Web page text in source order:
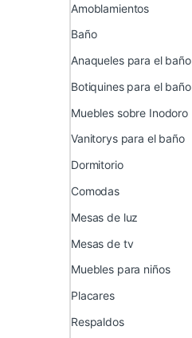
Amoblamientos
Baño
Anaqueles para el baño
Botiquines para el baño
Muebles sobre Inodoro
Vanitorys para el baño
Dormitorio
Comodas
Mesas de luz
Mesas de tv
Muebles para niños
Placares
Respaldos